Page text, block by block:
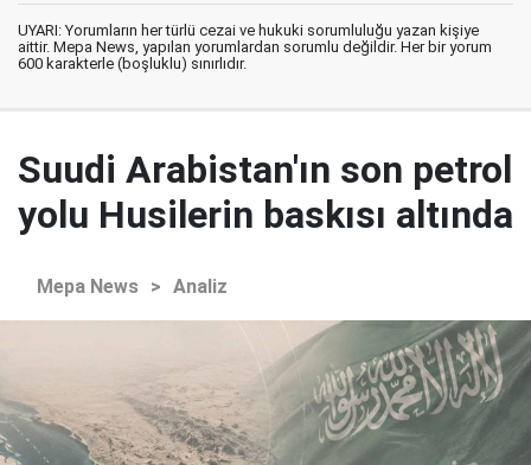
UYARI: Yorumların her türlü cezai ve hukuki sorumluluğu yazan kişiye
aittir. Mepa News, yapılan yorumlardan sorumlu değildir. Her bir yorum
600 karakterle (boşluklu) sınırlıdır.
Suudi Arabistan'ın son petrol
yolu Husilerin baskısı altında
Mepa News > Analiz